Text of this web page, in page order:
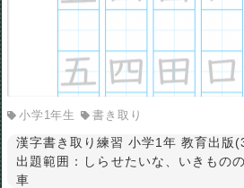
小学1年生 書き取り
漢字書き取り練習 小学1年 教育出版
出題範囲：しらせたいな、いきもの
車